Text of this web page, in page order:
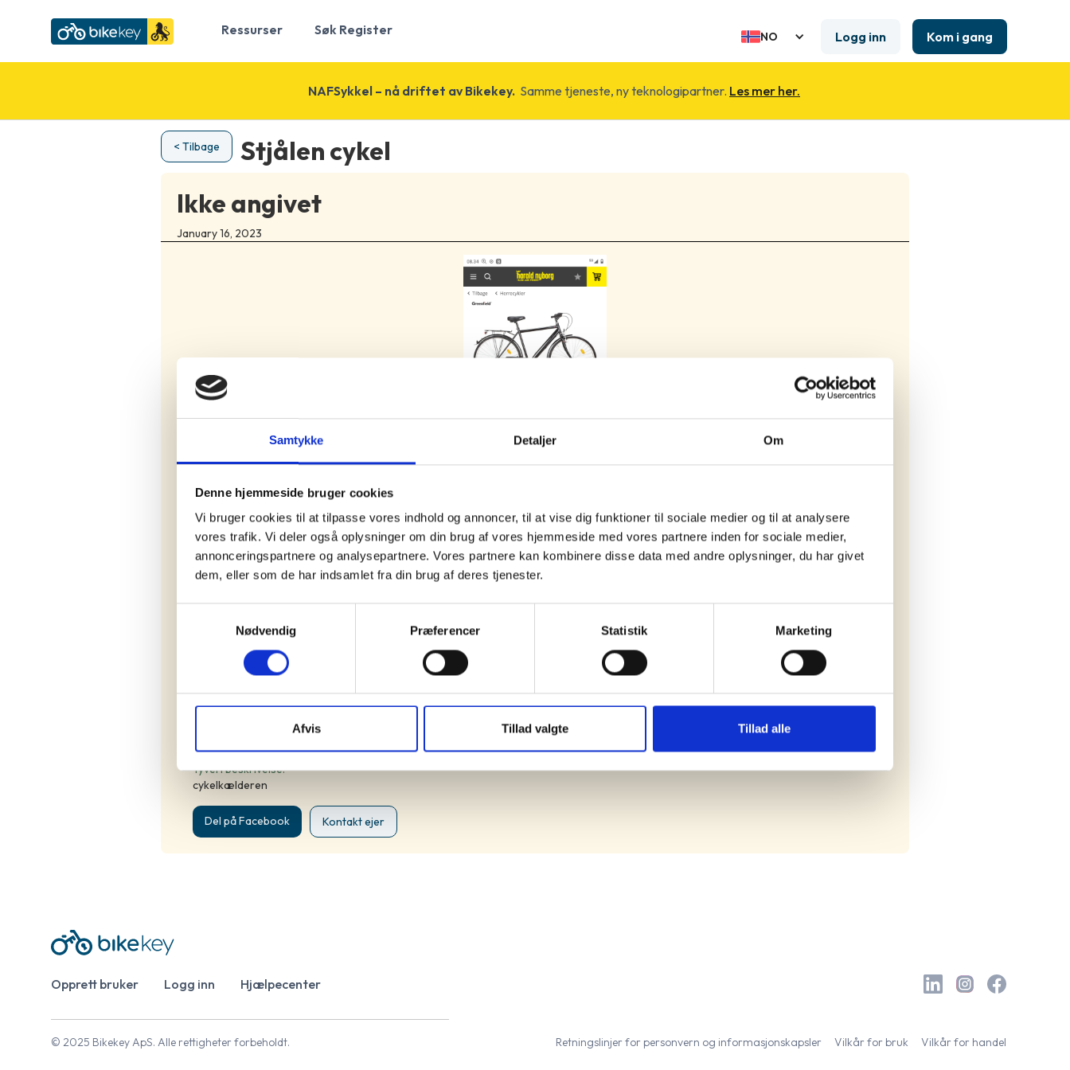
Samtykke Detaljer Om
Denne hjemmeside bruger cookies
Vi bruger cookies til at tilpasse vores indhold og annoncer, til at vise dig funktioner til sociale medier og til at analysere
vores trafik. Vi deler også oplysninger om din brug af vores hjemmeside med vores partnere inden for sociale medier,
annonceringspartnere og analysepartnere. Vores partnere kan kombinere disse data med andre oplysninger, du har givet
dem, eller som de har indsamlet fra din brug af deres tjenester.
Nødvendig
Præferencer Statistik Marketing
Afvis Tillad valgte Tillad alle
Ressurser Søk Register NO Logg inn Kom i gang
NAFSykkel – nå driftet av Bikekey. Samme tjeneste, ny teknologipartner. Les mer her.
< Tilbage
Stjålen cykel
Ikke angivet
January 16, 2023
Sigridsvej, 8220, Danmark
Ikke angivet
Herre
Kategori:
Ikke angivet
Tyveri beskrivelse:
cykelkælderen
Del på Facebook Kontakt ejer
Opprett bruker Logg inn Hjælpecenter
© 2025 Bikekey ApS. Alle rettigheter forbeholdt. Retningslinjer for personvern og informasjonskapsler Vilkår for bruk Vilkår for handel